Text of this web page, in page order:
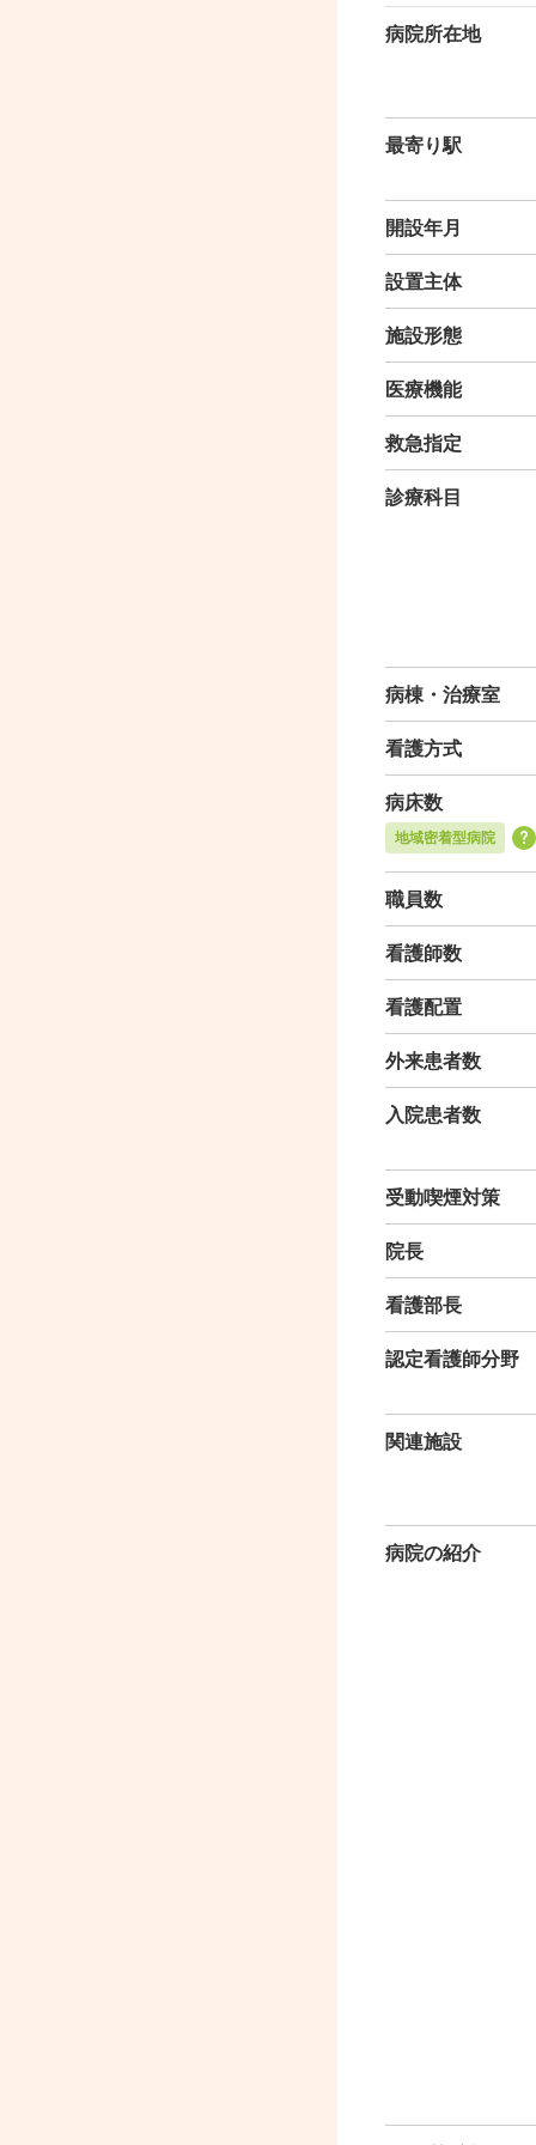
病院所在地
最寄り駅
開設年月
設置主体
施設形態
医療機能
救急指定
診療科目
病棟・治療室
看護方式
病床数
地域密着型病院
職員数
看護師数
看護配置
外来患者数
入院患者数
受動喫煙対策
院長
看護部長
認定看護師分野
関連施設
病院の紹介